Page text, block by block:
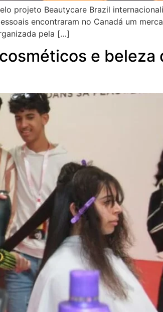
projeto Beautycare Brazil
encontraram no Canadá um
pela […]
e beleza